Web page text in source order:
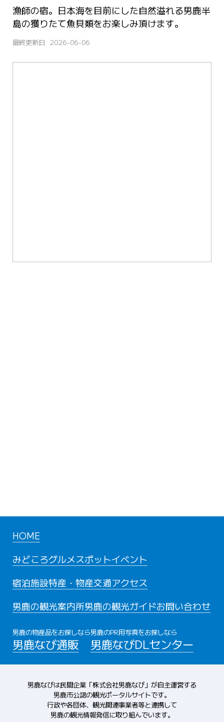
漁師の宿。日本海を目前にした自然溢れる男鹿半
島の獲りたて魚貝類をお楽しみ頂けます。
最終更新日: 2026-06-06
HOME
みどころグルメスポットイベント
宿泊施設特産・物産交通アクセス
男鹿の観光案内所男鹿の観光ガイドお問い合わせ
男鹿の物産品をお探しなら
男鹿なび通販
男鹿のPR用写真をお探しなら
男鹿なびDLセンター
男鹿なびは民間企業「株式会社男鹿なび」が自主運営する
男鹿市公認の観光ポータルサイトです。
行政や各団体、観光関連事業者等と連携して
男鹿の観光情報発信に取り組んでいます。